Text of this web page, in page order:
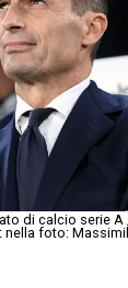
di calcio serie A
foto: